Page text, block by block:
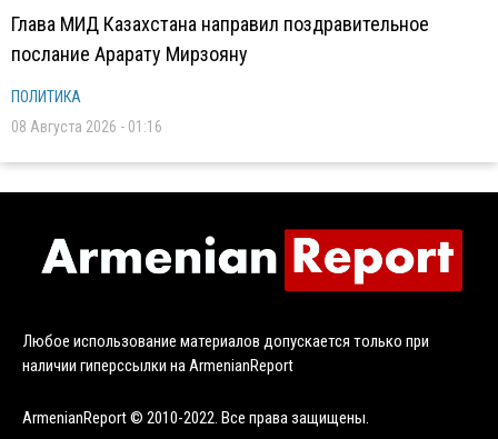
Глава МИД Казахстана направил поздравительное
послание Арарату Мирзояну
ПОЛИТИКА
08 Августа 2026 - 01:16
Любое использование материалов допускается только при
наличии гиперссылки на ArmenianReport
ArmenianReport © 2010-2022. Все права защищены.